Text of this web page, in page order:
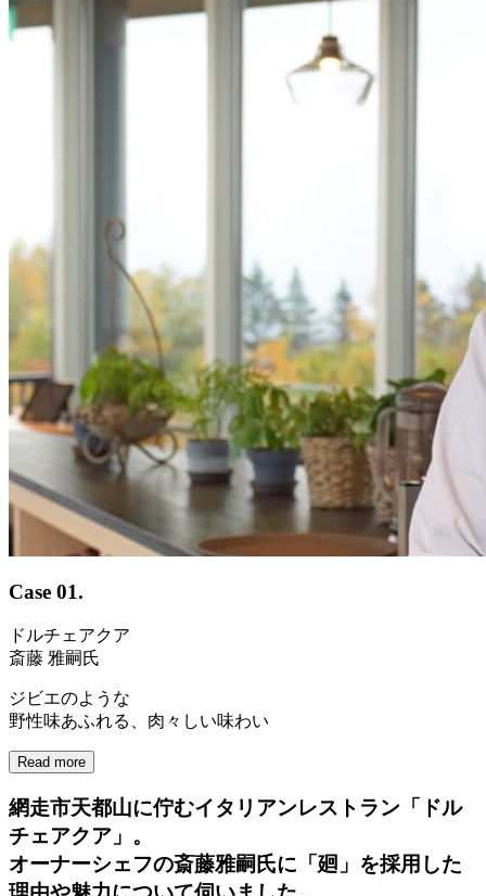
Case 01.
ドルチェアクア
斎藤 雅嗣氏
ジビエのような
野性味あふれる、肉々しい味わい
Read more
網走市天都山に佇むイタリアンレストラン「ドル
チェアクア」。
オーナーシェフの斎藤雅嗣氏に「廻」を採用した